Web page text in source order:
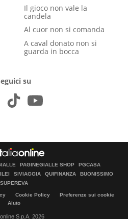
Il gioco non vale la
candela
Al cuor non si comanda
A caval donato non si
guarda in bocca
su
PAGINEGIALLE SHOP
PGCASA
SIVIAGGIA QUIFINANZA
BUONISSIMO
SUPEREVA
Cookie Policy
Preferenze sui cookie
Aiuto
S.p.A. 2026